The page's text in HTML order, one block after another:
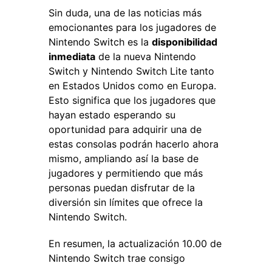
Sin duda, una de las noticias más
emocionantes para los jugadores de
Nintendo Switch es la disponibilidad
inmediata de la nueva Nintendo
Switch y Nintendo Switch Lite tanto
en Estados Unidos como en Europa.
Esto significa que los jugadores que
hayan estado esperando su
oportunidad para adquirir una de
estas consolas podrán hacerlo ahora
mismo, ampliando así la base de
jugadores y permitiendo que más
personas puedan disfrutar de la
diversión sin límites que ofrece la
Nintendo Switch.
En resumen, la actualización 10.00 de
Nintendo Switch trae consigo